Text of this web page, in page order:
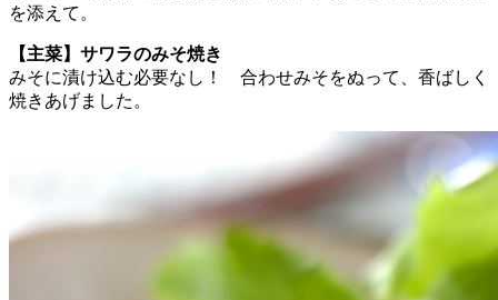
を添えて。
【主菜】サワラのみそ焼き
みそに漬け込む必要なし！ 合わせみそをぬって、香ばしく
焼きあげました。